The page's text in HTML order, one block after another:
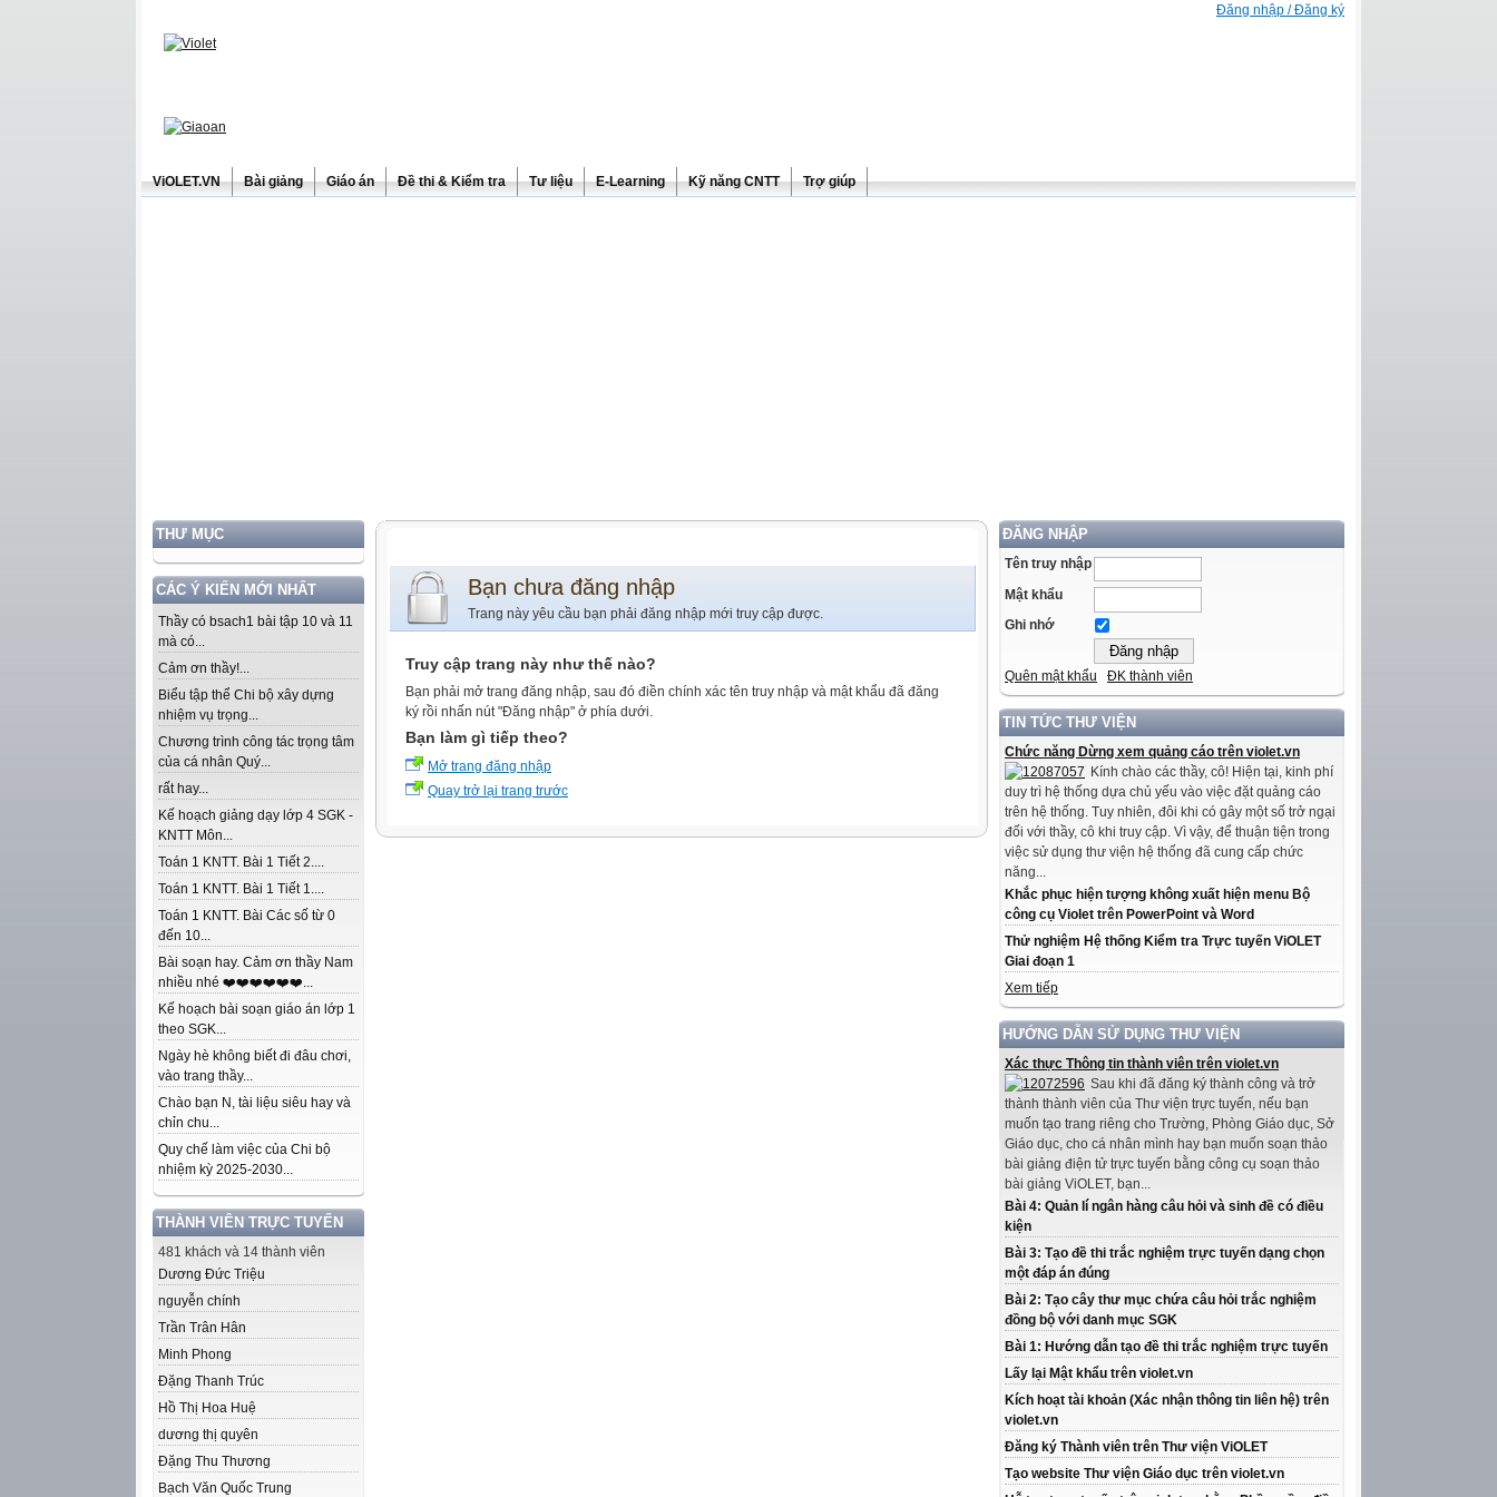
Đăng nhập / Đăng ký
ViOLET.VN Bài giảng Giáo án Đề thi & Kiểm tra Tư liệu E-Learning Kỹ năng CNTT Trợ giúp
THƯ MỤC
CÁC Ý KIẾN MỚI NHẤT
Thầy có bsach1 bài tập 10 và 11
mà có...
Cảm ơn thầy!...
Biểu tập thể Chi bộ xây dựng
nhiệm vụ trọng...
Chương trình công tác trọng tâm
của cá nhân Quý...
rất hay...
Kế hoạch giảng dạy lớp 4 SGK -
KNTT Môn...
Toán 1 KNTT. Bài 1 Tiết 2....
Toán 1 KNTT. Bài 1 Tiết 1....
Toán 1 KNTT. Bài Các số từ 0
đến 10...
Bài soạn hay. Cảm ơn thầy Nam
nhiều nhé ❤️❤️❤️❤️❤️❤️...
Kế hoạch bài soạn giáo án lớp 1
theo SGK...
Ngày hè không biết đi đâu chơi,
vào trang thầy...
Chào bạn N, tài liệu siêu hay và
chỉn chu...
Quy chế làm việc của Chi bộ
nhiệm kỳ 2025-2030...
THÀNH VIÊN TRỰC TUYẾN
481 khách và 14 thành viên
Dương Đức Triệu
nguyễn chính
Trần Trân Hân
Minh Phong
Đặng Thanh Trúc
Hồ Thị Hoa Huệ
dương thị quyên
Đặng Thu Thương
Bạch Văn Quốc Trung
ĐĂNG NHẬP
Tên truy nhập
Mật khẩu
Ghi nhớ
Quên mật khẩu ĐK thành viên
TIN TỨC THƯ VIỆN
Chức năng Dừng xem quảng cáo trên violet.vn
Kính chào các thầy, cô! Hiện tại, kinh phí
duy trì hệ thống dựa chủ yếu vào việc đặt quảng cáo
trên hệ thống. Tuy nhiên, đôi khi có gây một số trở ngại
đối với thầy, cô khi truy cập. Vì vậy, để thuận tiện trong
việc sử dụng thư viện hệ thống đã cung cấp chức
năng...
Khắc phục hiện tượng không xuất hiện menu Bộ
công cụ Violet trên PowerPoint và Word
Thử nghiệm Hệ thống Kiểm tra Trực tuyến ViOLET
Giai đoạn 1
Xem tiếp
HƯỚNG DẪN SỬ DỤNG THƯ VIỆN
Xác thực Thông tin thành viên trên violet.vn
Sau khi đã đăng ký thành công và trở
thành thành viên của Thư viện trực tuyến, nếu bạn
muốn tạo trang riêng cho Trường, Phòng Giáo dục, Sở
Giáo dục, cho cá nhân mình hay bạn muốn soạn thảo
bài giảng điện tử trực tuyến bằng công cụ soạn thảo
bài giảng ViOLET, bạn...
Bài 4: Quản lí ngân hàng câu hỏi và sinh đề có điều
kiện
Bài 3: Tạo đề thi trắc nghiệm trực tuyến dạng chọn
một đáp án đúng
Bài 2: Tạo cây thư mục chứa câu hỏi trắc nghiệm
đồng bộ với danh mục SGK
Bài 1: Hướng dẫn tạo đề thi trắc nghiệm trực tuyến
Lấy lại Mật khẩu trên violet.vn
Kích hoạt tài khoản (Xác nhận thông tin liên hệ) trên
violet.vn
Đăng ký Thành viên trên Thư viện ViOLET
Tạo website Thư viện Giáo dục trên violet.vn
Bạn chưa đăng nhập
Trang này yêu cầu bạn phải đăng nhập mới truy cập được.
Truy cập trang này như thế nào?
Bạn phải mở trang đăng nhập, sau đó điền chính xác tên truy nhập và mật khẩu đã đăng
ký rồi nhấn nút "Đăng nhập" ở phía dưới.
Bạn làm gì tiếp theo?
Mở trang đăng nhập
Quay trở lại trang trước